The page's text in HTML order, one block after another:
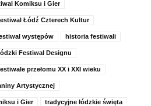
Komiksu i Gier
Łódź Czterech Kultur
występów historia festiwali
Festiwal Designu
przełomu XX i XXI wieku
Artystycznej
i Gier tradycyjne łódzkie święta